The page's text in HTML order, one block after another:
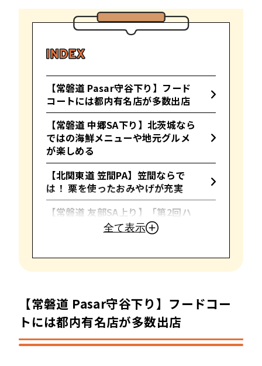
【常磐道 Pasar守谷下り】フード
コートには都内有名店が多数出店
【常磐道 中郷SA下り】北茨城なら
ではの海鮮メニューや地元グルメ
が楽しめる
【北関東道 笠間PA】笠間ならで
は！ 栗を使ったおみやげが充実
【常磐道 友部SA上り】「第2回ハ
イウェイめし甲子園」優勝メニュ
【常磐道 谷田部東PA上り】茨城県
産自然薯を使用したグルメやおみ
茨城のSA・PAでドライブをもっと
楽しく！お気に入りを見つけよう
全て表示
【常磐道 Pasar守谷下り】フードコー
トには都内有名店が多数出店